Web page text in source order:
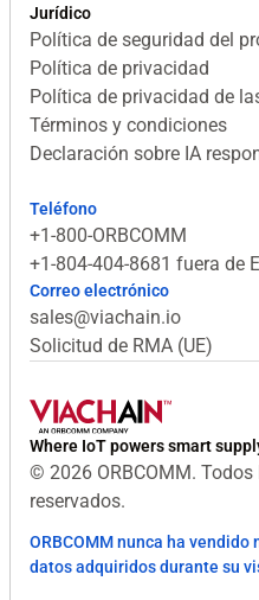
Jurídico
Política de seguridad del
Política de privacidad
Política de privacidad de
Términos y condiciones
Declaración sobre IA
Teléfono
+1-800-ORBCOMM
+1-804-404-8681 fuera de
Correo electrónico
sales@viachain.io
Solicitud de RMA (UE)
Where IoT powers smart
© 2026 ORBCOMM. Todos
reservados.
ORBCOMM nunca ha
datos adquiridos durante su